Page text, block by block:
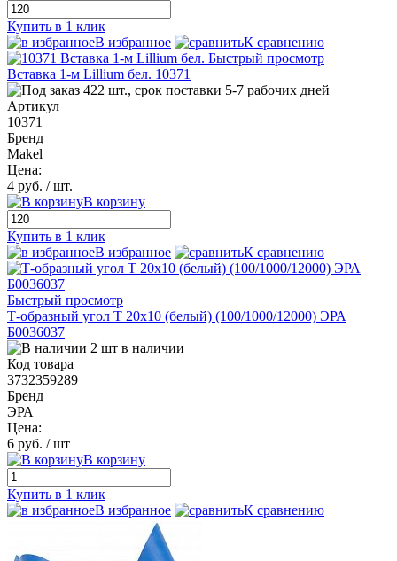
Купить в 1 клик
В избранное
К сравнению
Быстрый просмотр
Вставка 1-м Lillium бел. 10371
422 шт., срок поставки 5-7 рабочих дней
Артикул
10371
Бренд
Makel
Цена:
4 руб. / шт.
В корзину
Купить в 1 клик
В избранное
К сравнению
Быстрый просмотр
Т-образный угол T 20х10 (белый) (100/1000/12000) ЭРА
Б0036037
2 шт в наличии
Код товара
3732359289
Бренд
ЭРА
Цена:
6 руб. / шт
В корзину
Купить в 1 клик
В избранное
К сравнению